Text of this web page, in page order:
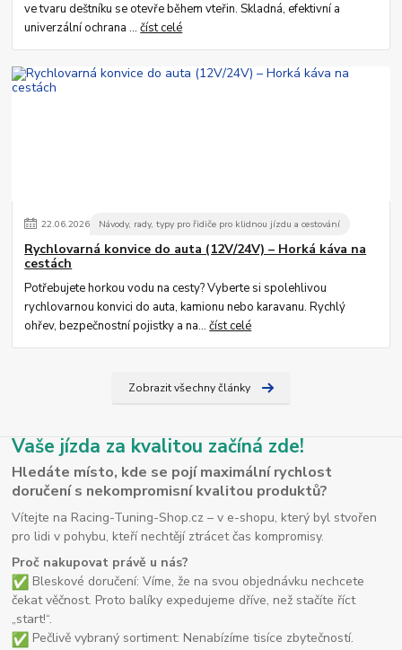
ve tvaru deštníku se otevře během vteřin. Skladná, efektivní a
univerzální ochrana ...číst celé
22.06.2026 Návody, rady, typy pro řidiče pro klidnou jízdu a cestování
Rychlovarná konvice do auta (12V/24V) – Horká káva na
cestách
Potřebujete horkou vodu na cesty? Vyberte si spolehlivou
rychlovarnou konvici do auta, kamionu nebo karavanu. Rychlý
ohřev, bezpečnostní pojistky a na...číst celé
Zobrazit všechny články
Vaše jízda za kvalitou začíná zde!
Hledáte místo, kde se pojí maximální rychlost
doručení s nekompromisní kvalitou produktů?
Vítejte na Racing-Tuning-Shop.cz – v e-shopu, který byl stvořen
pro lidi v pohybu, kteří nechtějí ztrácet čas kompromisy.
Proč nakupovat právě u nás?
Bleskové doručení: Víme, že na svou objednávku nechcete
čekat věčnost. Proto balíky expedujeme dříve, než stačíte říct
„start!“.
Pečlivě vybraný sortiment: Nenabízíme tisíce zbytečností.